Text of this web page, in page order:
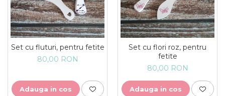
Set cu fluturi, pentru fetite
80,00 RON
Adauga in cos
Set cu flori roz, pentru
fetite
80,00 RON
Adauga in cos